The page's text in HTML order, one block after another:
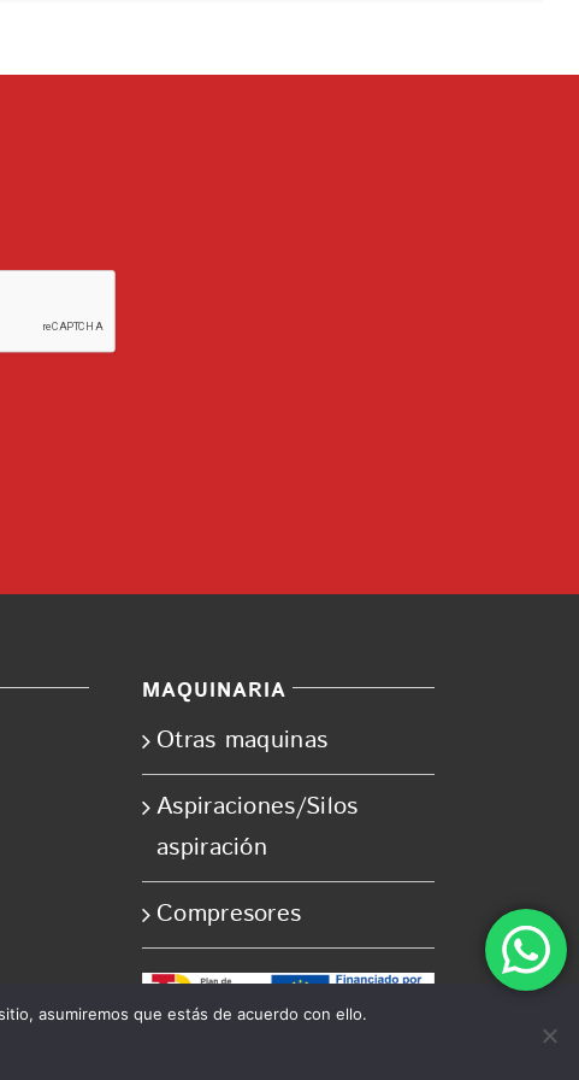
MAQUINARIA
Otras maquinas
Aspiraciones/Silos
aspiración
Compresores
asumiremos que estás de acuerdo con ello.